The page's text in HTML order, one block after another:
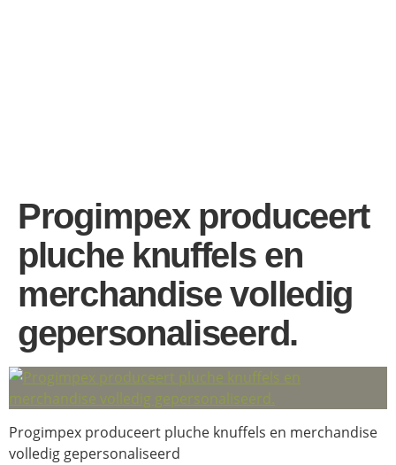
Progimpex produceert
pluche knuffels en
merchandise volledig
gepersonaliseerd.
Progimpex produceert pluche knuffels en merchandise
volledig gepersonaliseerd